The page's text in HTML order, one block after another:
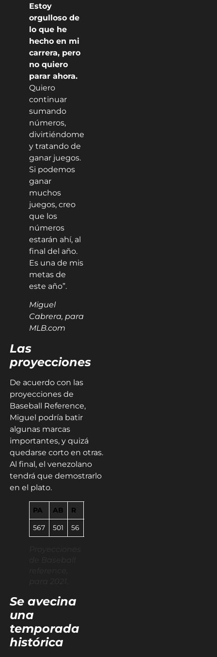
Estoy
orgulloso de
lo que he
hecho en mi
carrera, pero
no quiero
parar ahora.
Quiero
continuar
sumando
números,
divirtiéndome
y tratando de
ganar juegos.
Si podemos
ganar
muchos
juegos, creo
que los
números
estarán ahí, al
final del año.
Es una de mis
metas de
este año”.
Miguel
Cabrera, para
MLB.com
Las
proyecciones
De acuerdo con las
proyecciones de
Baseball Reference,
Miguel podría batir
algunas marcas
importantes, y quizá
quedarse corto en otras.
Al final, el venezolano
tendrá que demostrarlo
en el plato.
PA AB R
567
501 56
Se avecina
una
temporada
histórica